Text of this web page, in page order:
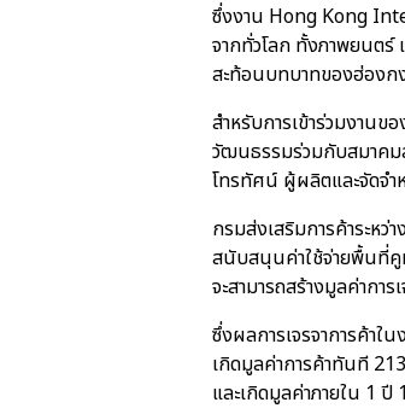
ซึ่งงาน Hong Kong
จากทั่วโลก ทั้งภาพยนตร์
สะท้อนบทบาทของฮ่องก
สำหรับการเข้าร่วมงาน
วัฒนธรรมร่วมกับสมาคม
โทรทัศน์ ผู้ผลิตและจัดจำ
กรมส่งเสริมการค้าระห
สนับสนุนค่าใช้จ่ายพื้นที่คูห
จะสามารถสร้างมูลค่ากา
ซึ่งผลการเจรจาการค้าใ
เกิดมูลค่าการค้าทันที
และเกิดมูลค่าภายใน 1